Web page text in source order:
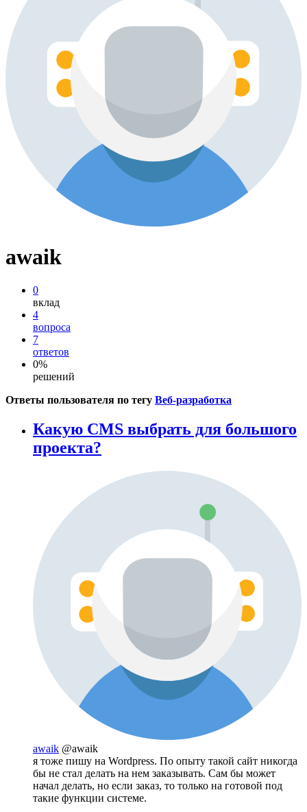
awaik
0
вклад
4
вопроса
7
ответов
0%
решений
Ответы пользователя по тегу Веб-разработка
Какую CMS выбрать для большого
проекта?
awaik @awaik
я тоже пишу на Wordpress. По опыту такой сайт никогда
бы не стал делать на нем заказывать. Сам бы может
начал делать, но если заказ, то только на готовой под
такие функции системе.